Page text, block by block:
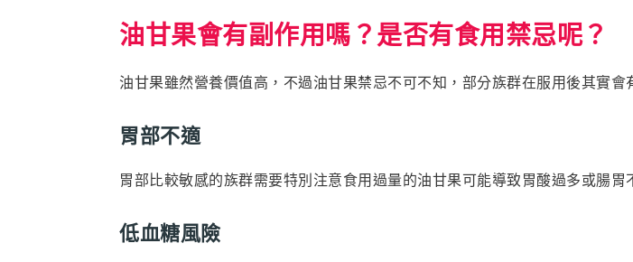
油甘果會有副作用嗎？是否有食用禁忌呢？
油甘果雖然營養價值高，不過油甘果禁忌不可不知，部分族群在服用後其實會
胃部不適
胃部比較敏感的族群需要特別注意食用過量的油甘果可能導致胃酸過多或腸胃
低血糖風險